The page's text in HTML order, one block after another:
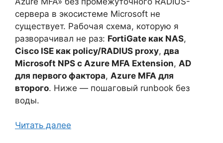
сервера в экосистеме Microsoft не
существует. Рабочая схема, которую я
разворачивал не раз: FortiGate как NAS,
Cisco ISE как policy/RADIUS proxy, два
Microsoft NPS с Azure MFA Extension, AD
для первого фактора, Azure MFA для
второго. Ниже — пошаговый runbook без
воды.
Читать далее